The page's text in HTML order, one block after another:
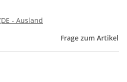
- Ausland
Frage zum Artikel